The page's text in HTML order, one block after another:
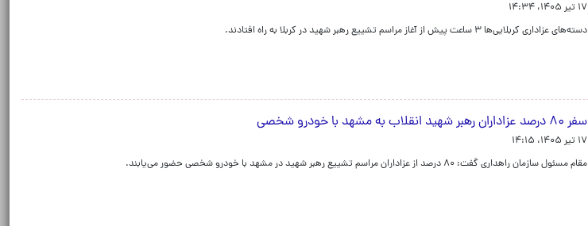
۱۷ تیر ۱۴۰۵، ۱۴:۳۴
دسته‌های عزاداری کربلایی‌ها ۳ ساعت پیش از آغاز مراسم تشییع رهبر شهید در کربلا به راه افتادند.
سفر ۸۰ درصد عزاداران رهبر شهید انقلاب به مشهد با خودرو شخصی
۱۷ تیر ۱۴۰۵، ۱۴:۱۵
مقام مسئول سازمان راهداری گفت: ۸۰ درصد از عزاداران مراسم تشییع رهبر شهید در مشهد با خودرو شخصی حضور می‌یابند.